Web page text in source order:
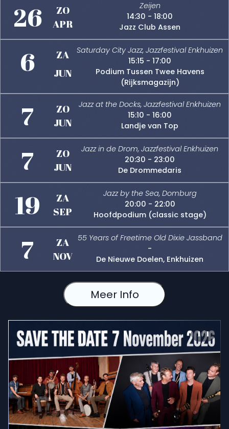
26 APR
ZO
Zeijen
14:30 - 18:00
Jazz Club Assen
6 JUN
ZA
Saturday City Jazz, Jazzfestival Enkhuizen
15:15 - 17:00
Podium Tussen Twee Havens
(Rijksmagazijn)
7 JUN
ZO
Jazz at the Docks, Jazzfestival Enkhuizen
15:10 - 16:00
Landje van Top
7 JUN
ZO
Jazz in de Drom, Jazzfestival Enkhuizen
20:30 - 23:00
De Drommedaris
19 SEP
ZA
Jazz by the Sea, Domburg
20:00 - 22:00
Hoofdpodium (classic stage)
7 NOV
ZA
55 Years of Freetime Old Dixie Jassband
-
De Nieuwe Doelen, Enkhuizen
Meer Info
1/1